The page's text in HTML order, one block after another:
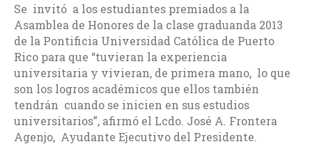
Se invitó a los estudiantes premiados a la
Asamblea de Honores de la clase graduanda 2013
de la Pontificia Universidad Católica de Puerto
Rico para que “tuvieran la experiencia
universitaria y vivieran, de primera mano, lo que
son los logros académicos que ellos también
tendrán cuando se inicien en sus estudios
universitarios”, afirmó el Lcdo. José A. Frontera
Agenjo, Ayudante Ejecutivo del Presidente.